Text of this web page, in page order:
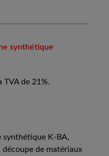
synthétique
TVA de 21%.
synthétique K-BA,
de matériaux